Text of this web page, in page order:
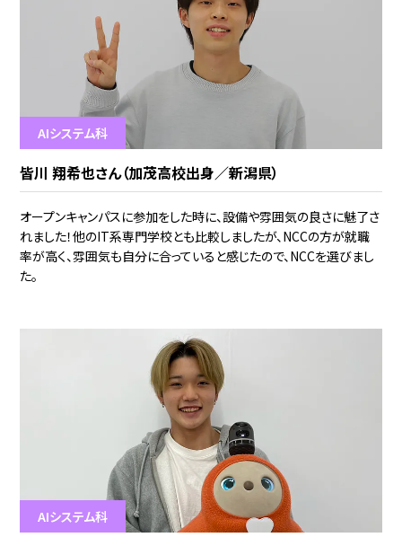
AIシステム科
皆川 翔希也さん（加茂高校出身／新潟県）
オープンキャンパスに参加をした時に、設備や雰囲気の良さに魅了さ
れました！他のIT系専門学校とも比較しましたが、NCCの方が就職
率が高く、雰囲気も自分に合っていると感じたので、NCCを選びまし
た。
AIシステム科